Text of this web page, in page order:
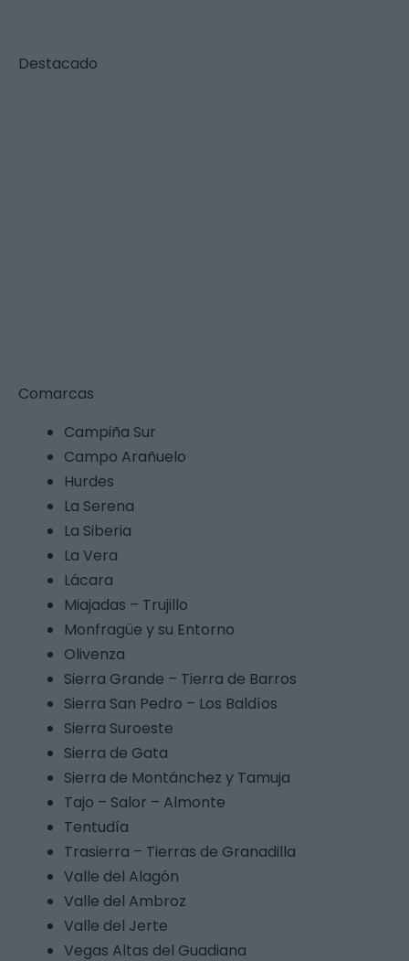
Destacado
Comarcas
Campiña Sur
Campo Arañuelo
Hurdes
La Serena
La Siberia
La Vera
Lácara
Miajadas – Trujillo
Monfragüe y su Entorno
Olivenza
Sierra Grande – Tierra de Barros
Sierra San Pedro – Los Baldíos
Sierra Suroeste
Sierra de Gata
Sierra de Montánchez y Tamuja
Tajo – Salor – Almonte
Tentudía
Trasierra – Tierras de Granadilla
Valle del Alagón
Valle del Ambroz
Valle del Jerte
Vegas Altas del Guadiana